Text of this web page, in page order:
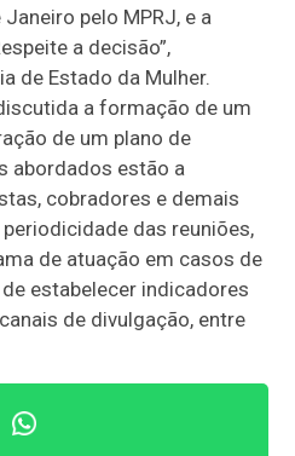
pelo MPRJ, e a
a decisão”,
de Estado da Mulher.
a formação de um
de um plano de
abordados estão a
cobradores e demais
das reuniões,
de atuação em casos de
estabelecer indicadores
de divulgação, entre